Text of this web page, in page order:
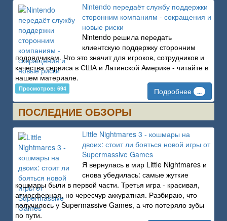
Nintendo передаёт службу поддержки
сторонним компаниям - сокращения и
новые риски
Nintendo решила передать
клиентскую поддержку сторонним
подрядчикам. Что это значит для игроков, сотрудников и
качества сервиса в США и Латинской Америке - читайте в
нашем материале.
Просмотров: 694 Подробнее ...
ПОСЛЕДНИЕ ОБЗОРЫ
Little Nightmares 3 - кошмары на
двоих: стоит ли бояться новой игры от
Supermassive Games
Я вернулась в мир Little Nightmares и
снова убедилась: самые жуткие
кошмары были в первой части. Третья игра - красивая,
атмосферная, но чересчур аккуратная. Разбираю, что
получилось у Supermassive Games, а что потеряло зубы
по пути.